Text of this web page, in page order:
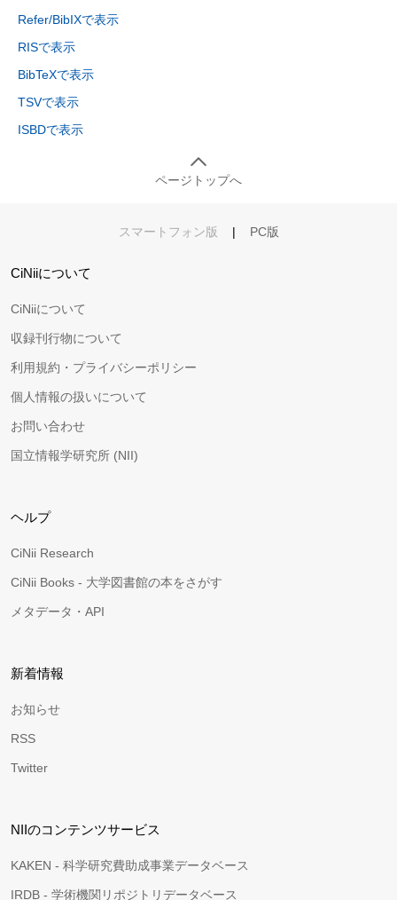
Refer/BibIXで表示
RISで表示
BibTeXで表示
TSVで表示
ISBDで表示
ページトップへ
スマートフォン版 | PC版
CiNiiについて
CiNiiについて
収録刊行物について
利用規約・プライバシーポリシー
個人情報の扱いについて
お問い合わせ
国立情報学研究所 (NII)
ヘルプ
CiNii Research
CiNii Books - 大学図書館の本をさがす
メタデータ・API
新着情報
お知らせ
RSS
Twitter
NIIのコンテンツサービス
KAKEN - 科学研究費助成事業データベース
IRDB - 学術機関リポジトリデータベース